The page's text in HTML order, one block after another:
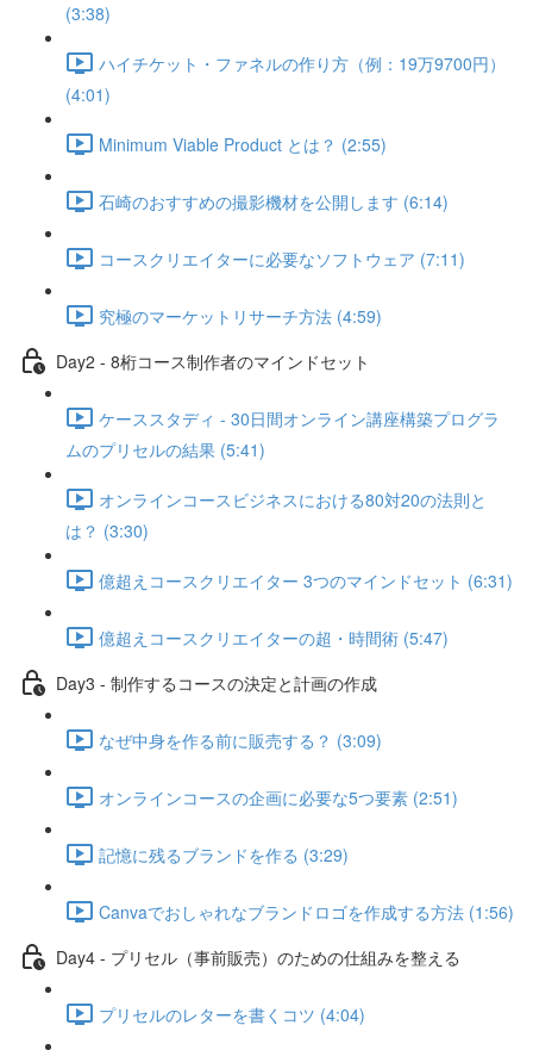
(3:38)
ハイチケット・ファネルの作り方（例：19万9700円）
(4:01)
Minimum Viable Product とは？ (2:55)
石崎のおすすめの撮影機材を公開します (6:14)
コースクリエイターに必要なソフトウェア (7:11)
究極のマーケットリサーチ方法 (4:59)
Day2 - 8桁コース制作者のマインドセット
ケーススタディ - 30日間オンライン講座構築プログラ
ムのプリセルの結果 (5:41)
オンラインコースビジネスにおける80対20の法則と
は？ (3:30)
億超えコースクリエイター 3つのマインドセット (6:31)
億超えコースクリエイターの超・時間術 (5:47)
Day3 - 制作するコースの決定と計画の作成
なぜ中身を作る前に販売する？ (3:09)
オンラインコースの企画に必要な5つ要素 (2:51)
記憶に残るブランドを作る (3:29)
Canvaでおしゃれなブランドロゴを作成する方法 (1:56)
Day4 - プリセル（事前販売）のための仕組みを整える
プリセルのレターを書くコツ (4:04)